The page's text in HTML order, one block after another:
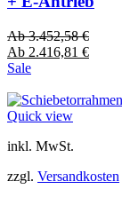
Ab3.452,58€
Ab 2.416,81 €
Sale
Quick view
inkl. MwSt.
zzgl. Versandkosten